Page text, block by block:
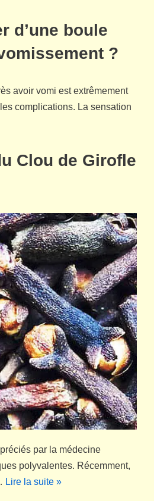
d’une boule
?
avoir vomi est extrêmement
complications. La sensation
Clou de Girofle
par la médecine
polyvalentes. Récemment,
Lire la suite »